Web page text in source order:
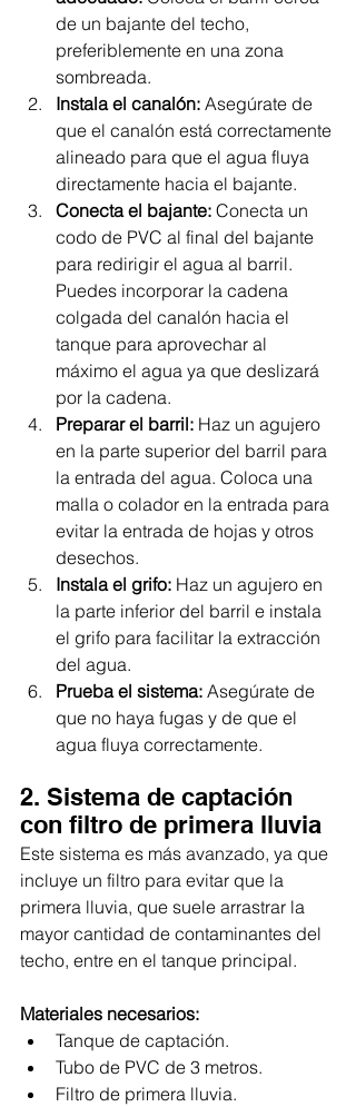
de un bajante del techo,
preferiblemente en una zona
sombreada.
Instala el canalón: Asegúrate de
que el canalón está correctamente
alineado para que el agua fluya
directamente hacia el bajante.
Conecta el bajante: Conecta un
codo de PVC al final del bajante
para redirigir el agua al barril.
Puedes incorporar la cadena
colgada del canalón hacia el
tanque para aprovechar al
máximo el agua ya que deslizará
por la cadena.
Preparar el barril: Haz un agujero
en la parte superior del barril para
la entrada del agua. Coloca una
malla o colador en la entrada para
evitar la entrada de hojas y otros
desechos.
Instala el grifo: Haz un agujero en
la parte inferior del barril e instala
el grifo para facilitar la extracción
del agua.
Prueba el sistema: Asegúrate de
que no haya fugas y de que el
agua fluya correctamente.
2. Sistema de captación
con filtro de primera lluvia
Este sistema es más avanzado, ya que
incluye un filtro para evitar que la
primera lluvia, que suele arrastrar la
mayor cantidad de contaminantes del
techo, entre en el tanque principal.
Materiales necesarios:
Tanque de captación.
Tubo de PVC de 3 metros.
Filtro de primera lluvia.